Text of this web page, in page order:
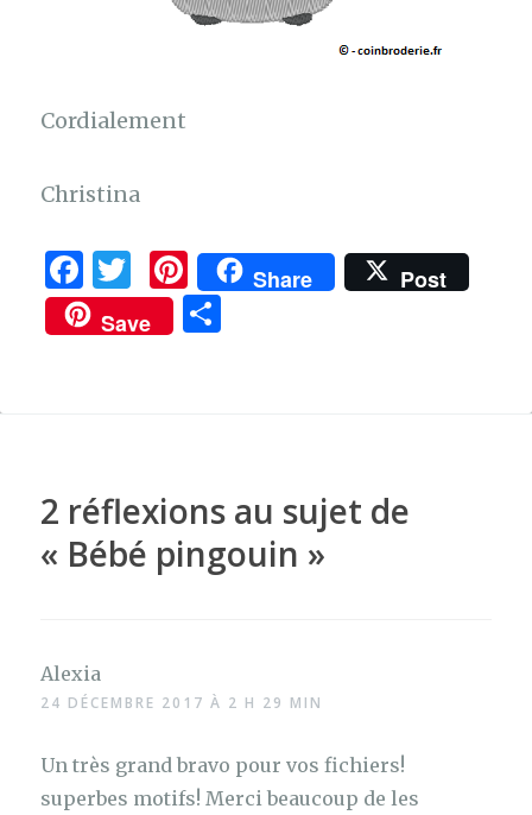
Cordialement
Christina
F
a
c
o
k
T
w
it
Pi
n
te
Share
Post
Save
2 réflexions au sujet de
« Bébé pingouin »
Alexia
24 DÉCEMBRE 2017 À 2 H 29 MIN
Un très grand bravo pour vos fichiers!
superbes motifs! Merci beaucoup de les